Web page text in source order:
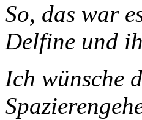
So, das war
Delfine und
Ich wünsche